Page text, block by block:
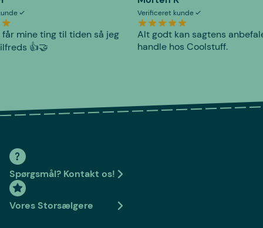
får mine ting til tiden så jeg
👍🤝
Verificeret kunde
Alt godt kan sagtens
handle hos Coolstuff.
Spørgsmål? Kontakt os!
Vores Storsælgere